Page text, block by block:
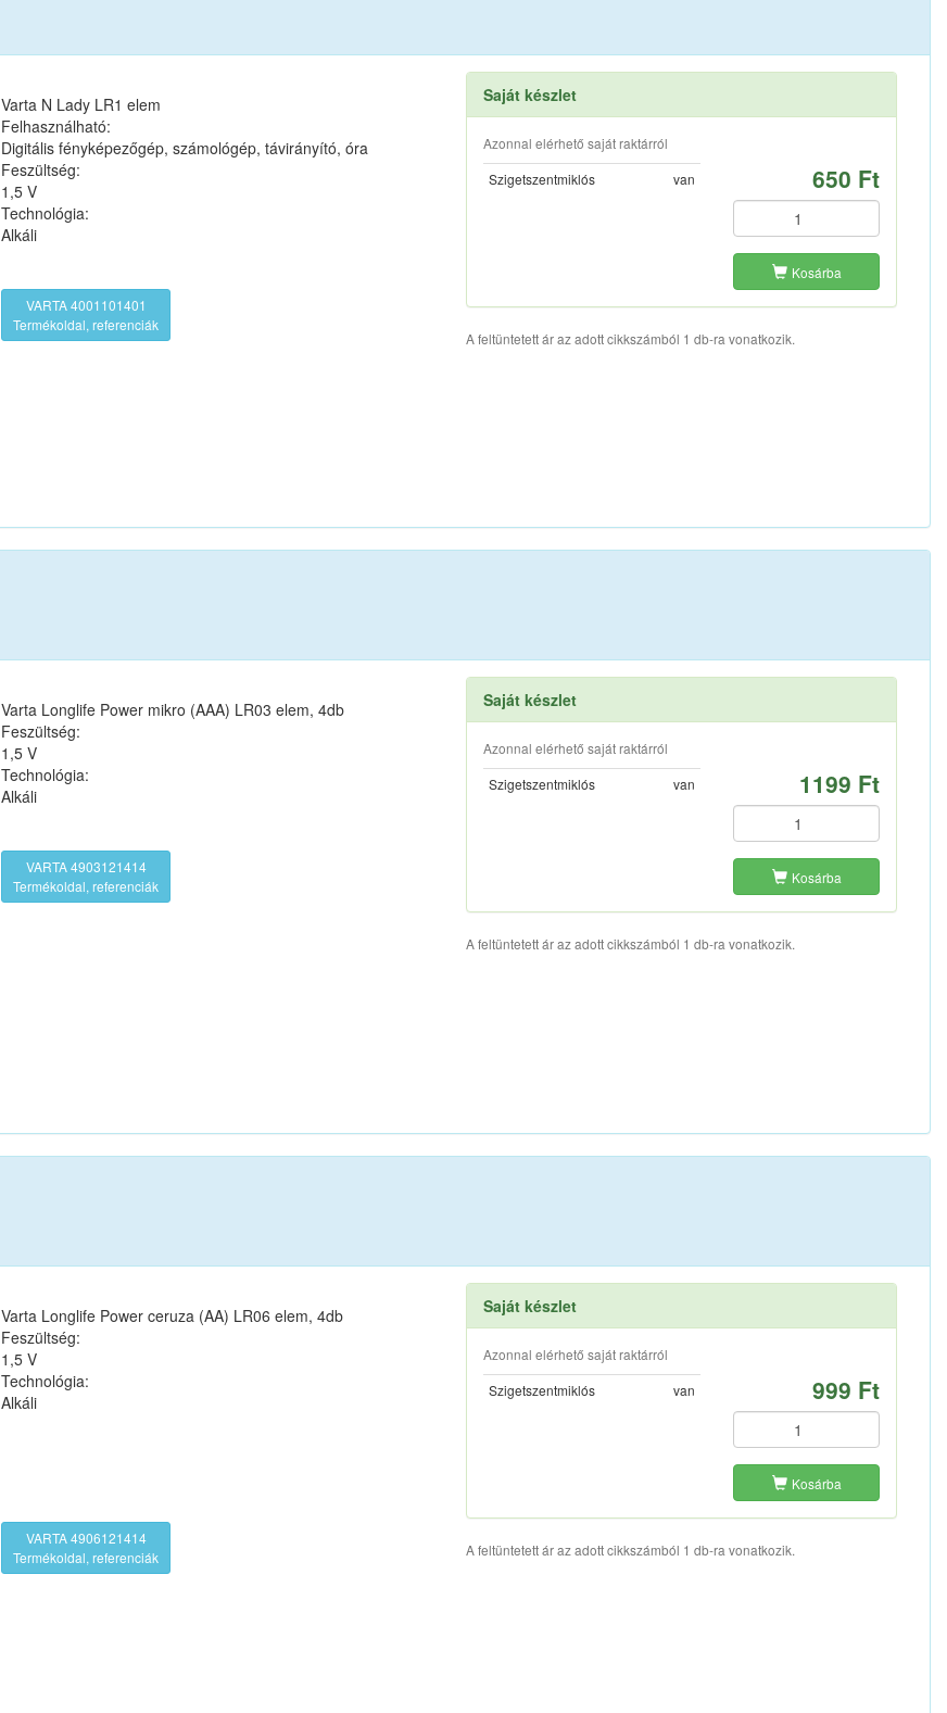
Varta N Lady LR1 elem
Felhasználható:
Digitális fényképezőgép, számológép, távirányító, óra
Feszültség:
1,5 V
Technológia:
Alkáli
VARTA 4001101401
Termékoldal, referenciák
Saját készlet
Azonnal elérhető saját raktárról
Szigetszentmiklós
van 650 Ft
Kosárba
A feltüntetett ár az adott cikkszámból 1 db-ra vonatkozik.
Varta Longlife Power mikro (AAA) LR03 elem, 4db
Feszültség:
1,5 V
Technológia:
Alkáli
VARTA 4903121414
Termékoldal, referenciák
Saját készlet
Azonnal elérhető saját raktárról
Szigetszentmiklós
van 1199 Ft
Kosárba
A feltüntetett ár az adott cikkszámból 1 db-ra vonatkozik.
Varta Longlife Power ceruza (AA) LR06 elem, 4db
Feszültség:
1,5 V
Technológia:
Alkáli
VARTA 4906121414
Termékoldal, referenciák
Saját készlet
Azonnal elérhető saját raktárról
Szigetszentmiklós
van 999 Ft
Kosárba
A feltüntetett ár az adott cikkszámból 1 db-ra vonatkozik.